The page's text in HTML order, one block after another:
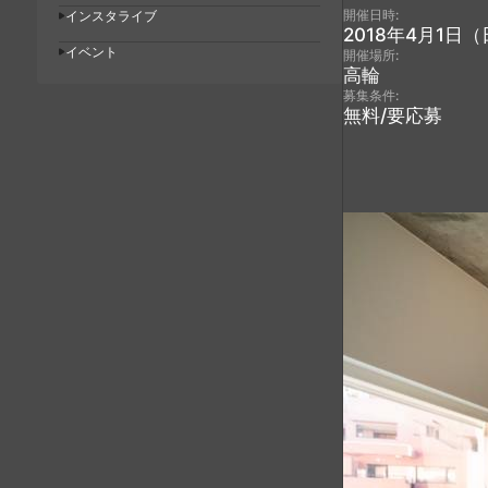
インスタライブ
イベント
開催日時:
2018年4月1日（
開催場所:
高輪
募集条件:
無料/要応募